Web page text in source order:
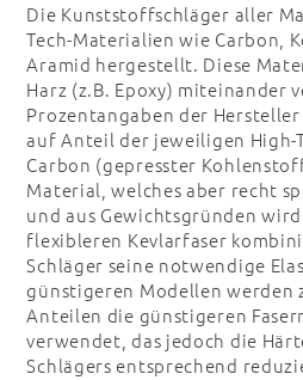
Die Kunststoffschläger aller
Tech-Materialien wie Carbon,
Aramid hergestellt. Diese
Harz (z.B. Epoxy) miteinander
Prozentangaben der
auf Anteil der jeweiligen High-
Carbon (gepresster
Material, welches aber recht
und aus Gewichtsgründen
flexibleren Kevlarfaser
Schläger seine notwendige
günstigeren Modellen werden
Anteilen die günstigeren
verwendet, das jedoch die
Schlägers entsprechend